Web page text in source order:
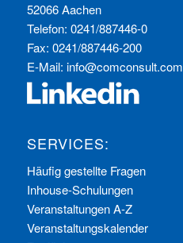
52066 Aachen
Telefon: 0241/887446-0
Fax: 0241/887446-200
E-Mail: info@comconsult.com
SERVICES:
Häufig gestellte Fragen
Inhouse-Schulungen
Veranstaltungen A-Z
Veranstaltungskalender